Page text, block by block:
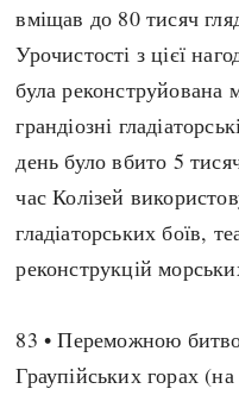
вміщав до 80 тисяч
Урочистості з цієї
була реконструйована
грандіозні
день було вбито 5
час Колізей
гладіаторських боїв,
реконструкцій
83 • Переможною
Граупійських горах (на